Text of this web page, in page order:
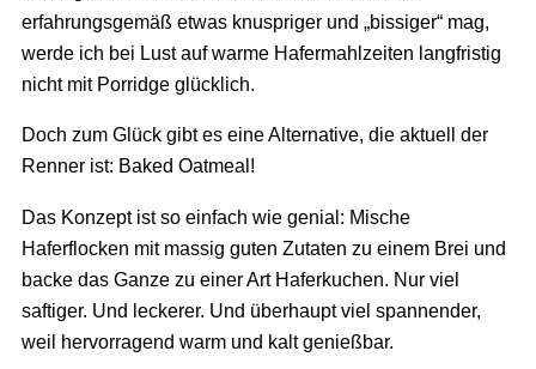
erfahrungsgemäß etwas knuspriger und „bissiger“ mag,
werde ich bei Lust auf warme Hafermahlzeiten langfristig
nicht mit Porridge glücklich.
Doch zum Glück gibt es eine Alternative, die aktuell der
Renner ist: Baked Oatmeal!
Das Konzept ist so einfach wie genial: Mische
Haferflocken mit massig guten Zutaten zu einem Brei und
backe das Ganze zu einer Art Haferkuchen. Nur viel
saftiger. Und leckerer. Und überhaupt viel spannender,
weil hervorragend warm und kalt genießbar.